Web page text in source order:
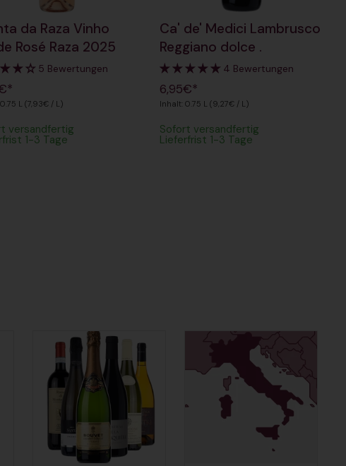
da Raza Vinho
Rosé Raza 2025
5 Bewertungen
L (7,93€ / L)
versandfertig
1-3 Tage
Ca' de' Medici Lambrusco
Reggiano dolce .
4 Bewertungen
6,95€*
Inhalt: 0.75 L (9,27€ / L)
Sofort versandfertig
Lieferfrist 1-3 Tage